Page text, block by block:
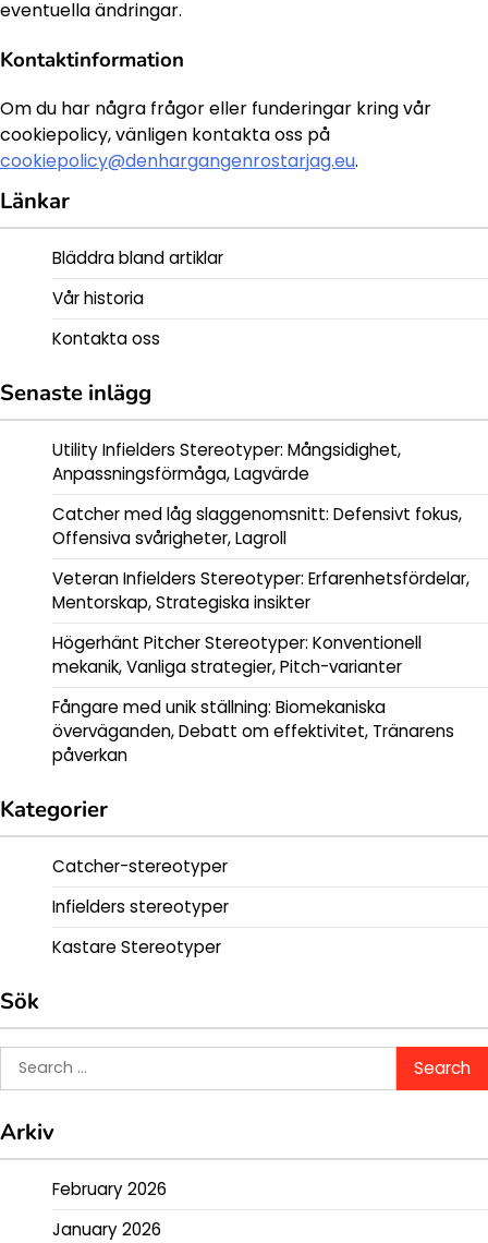
eventuella ändringar.
Kontaktinformation
Om du har några frågor eller funderingar kring vår
cookiepolicy, vänligen kontakta oss på
cookiepolicy@denhargangenrostarjag.eu.
Länkar
Bläddra bland artiklar
Vår historia
Kontakta oss
Senaste inlägg
Utility Infielders Stereotyper: Mångsidighet,
Anpassningsförmåga, Lagvärde
Catcher med låg slaggenomsnitt: Defensivt fokus,
Offensiva svårigheter, Lagroll
Veteran Infielders Stereotyper: Erfarenhetsfördelar,
Mentorskap, Strategiska insikter
Högerhänt Pitcher Stereotyper: Konventionell
mekanik, Vanliga strategier, Pitch-varianter
Fångare med unik ställning: Biomekaniska
överväganden, Debatt om effektivitet, Tränarens
påverkan
Kategorier
Catcher-stereotyper
Infielders stereotyper
Kastare Stereotyper
Sök
Search
for:
Arkiv
February 2026
January 2026